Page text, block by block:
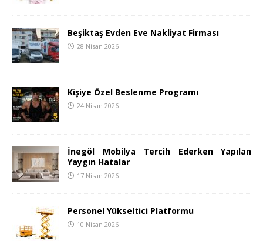
Beşiktaş Evden Eve Nakliyat Firması
28 Nisan 2026
Kişiye Özel Beslenme Programı
24 Nisan 2026
İnegöl Mobilya Tercih Ederken Yapılan
Yaygın Hatalar
17 Nisan 2026
Personel Yükseltici Platformu
10 Nisan 2026